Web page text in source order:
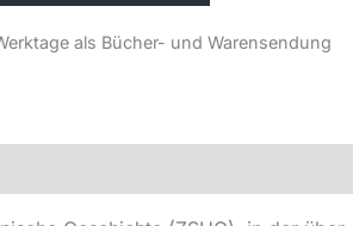
als Bücher- und Warensendung